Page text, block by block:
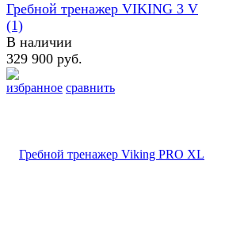
избранное сравнить
Гребной тренажер VIKING 3 V
(1)
В наличии
329 900 руб.